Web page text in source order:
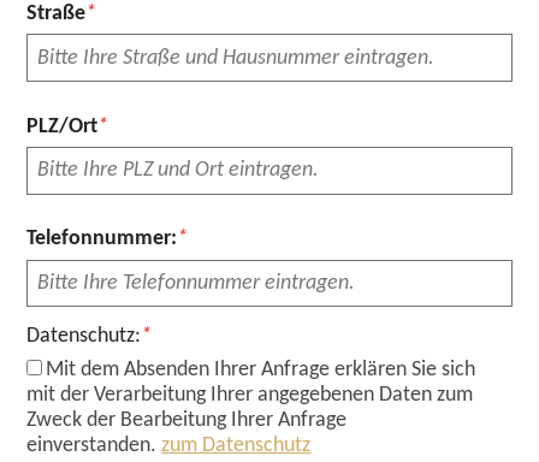
Pflichtfeld
Straße*
Pflichtfeld
PLZ/Ort*
Pflichtfeld
Telefonnummer:*
Pflichtfeld
Datenschutz:*
Mit dem Absenden Ihrer Anfrage erklären Sie sich
mit der Verarbeitung Ihrer angegebenen Daten zum
Zweck der Bearbeitung Ihrer Anfrage
einverstanden.zum Datenschutz